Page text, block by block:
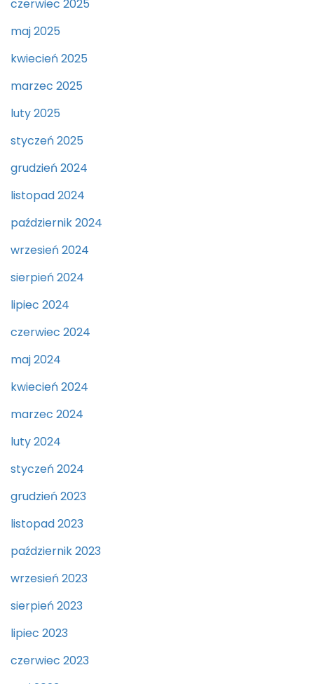
czerwiec 2025
maj 2025
kwiecień 2025
marzec 2025
luty 2025
styczeń 2025
grudzień 2024
listopad 2024
październik 2024
wrzesień 2024
sierpień 2024
lipiec 2024
czerwiec 2024
maj 2024
kwiecień 2024
marzec 2024
luty 2024
styczeń 2024
grudzień 2023
listopad 2023
październik 2023
wrzesień 2023
sierpień 2023
lipiec 2023
czerwiec 2023